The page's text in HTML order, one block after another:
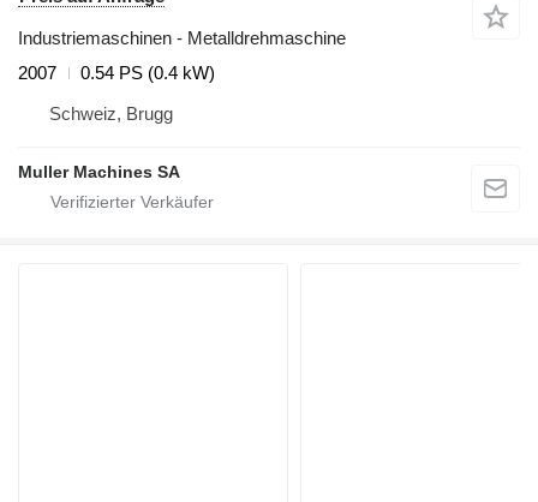
Industriemaschinen - Metalldrehmaschine
2007
0.54 PS (0.4 kW)
Schweiz, Brugg
Muller Machines SA